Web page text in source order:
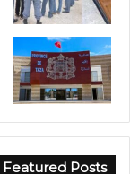
Featured Posts